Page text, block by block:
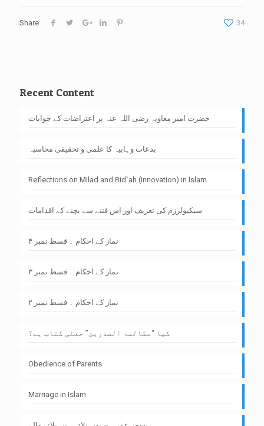
Share 34
Recent Content
حضرت امیر معاویہ رضی اللہ عنہ پر اعتراضات کے جوابات
بدعات وہابیہ کا علمی و تحقیقی محاسبہ
Reflections on Milad and Bid`ah (Innovation) in Islam
سیکیولرزم کی تعریف اور اس فتنے سے بچنے کے اقدامات
نماز کے احکام ۔ قسط نمبر ۴
نماز کے احکام ۔ قسط نمبر ۳
نماز کے احکام ۔ قسط نمبر ۲
کیا “مکالمۃ الصدرین” جعلی کتاب ہے؟
Obedience of Parents
Marriage in Islam